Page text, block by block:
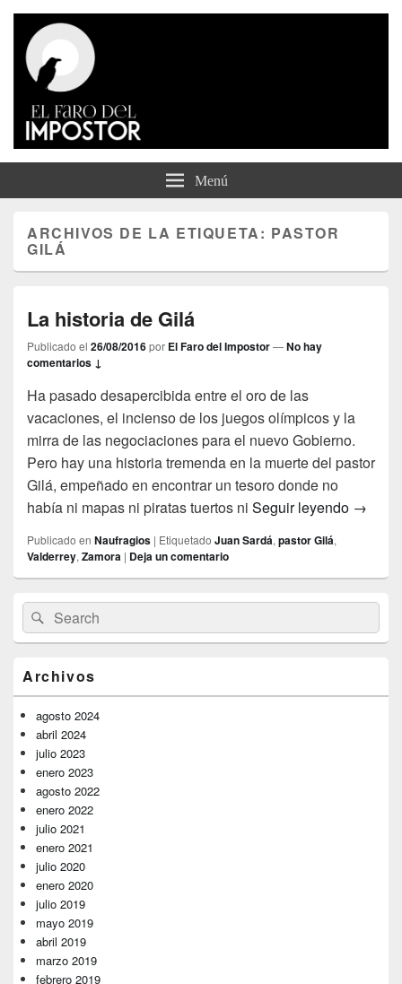
El Faro del Impostor
Menú
ARCHIVOS DE LA ETIQUETA: PASTOR
GILÁ
La historia de Gilá
Publicado el 26/08/2016por El Faro del Impostor—No hay
comentarios ↓
Ha pasado desapercibida entre el oro de las
vacaciones, el incienso de los juegos olímpicos y la
mirra de las negociaciones para el nuevo Gobierno.
Pero hay una historia tremenda en la muerte del pastor
Gilá, empeñado en encontrar un tesoro donde no
había ni mapas ni piratas tuertos ni Seguir leyendo La
→
Publicado en Naufragios | Etiquetado Juan Sardá, pastor Gilá,
Valderrey, Zamora | Deja un comentario
área
de
widget
lateral
primaria
Buscar
por:
Buscar
Archivos
agosto 2024
abril 2024
julio 2023
enero 2023
agosto 2022
enero 2022
julio 2021
enero 2021
julio 2020
enero 2020
julio 2019
mayo 2019
abril 2019
marzo 2019
febrero 2019